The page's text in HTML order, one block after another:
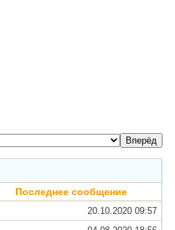
Последнее сообщение
20.10.2020 09:57